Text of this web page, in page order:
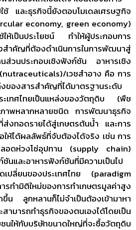
ใช้ และธุรกิจนี้ยังตอบโมเดลเศรษฐกิจ
economy, green economy)
ห้เป็นประโยชน์ ทำให้ผู้ประกอบการ
ำคัญที่ต้องดำเนินการในการพัฒนาสู่
วนประกอบเชิงฟังก์ชัน อาหารเชิง
เวชสำอาง คือ การ
ของสารสำคัญที่ได้มาตรฐานระดับ
เทศไทยเป็นแหล่งของวัตถุดิบ (พืช
าพหลากหลายชนิด การพัฒนาธุรกิจ
งทอดรายได้สู่เกษตรต้นน้ำ และการ
ห้ได้ผลลัพธ์ที่จับต้องได้จริง เช่น การ
อดห่วงโซ่อุปทาน (supply chain)
นและอาหารฟังก์ชันที่มีความเป็นไป
ปลี่ยนของประเทศไทย (paradigm
รทำมิติใหม่ของการทำเกษตรมูลค่าสูง
ขึ้น ลูกหลานก็ไม่จำเป็นต้องเข้ามาหา
ารถทำธุรกิจของตนเองได้โดยเป็น
ห้กับบริษัทขนาดใหญ่ที่จะซื้อวัตถุดิบ